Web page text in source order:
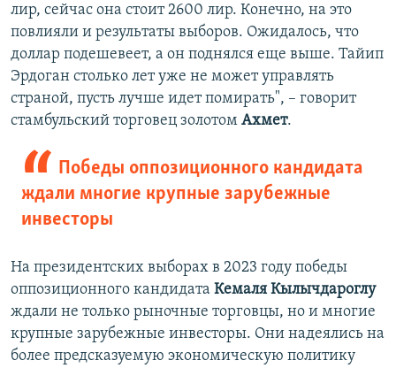
лир, сейчас она стоит 2600 лир. Конечно, на это
повлияли и результаты выборов. Ожидалось, что
доллар подешевеет, а он поднялся еще выше. Тайип
Эрдоган столько лет уже не может управлять
страной, пусть лучше идет помирать", – говорит
стамбульский торговец золотом Ахмет.
Победы оппозиционного кандидата
ждали многие крупные зарубежные
инвесторы
На президентских выборах в 2023 году победы
оппозиционного кандидата Кемаля Кылычдароглу
ждали не только рыночные торговцы, но и многие
крупные зарубежные инвесторы. Они надеялись на
более предсказуемую экономическую политику